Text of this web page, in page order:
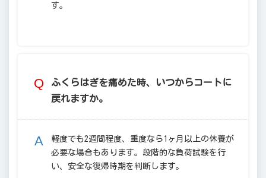
す。
ふくらはぎを痛めた時、いつからコートに
戻れますか。
軽度でも2週間程度、重度なら1ヶ月以上の休養が
必要な場合もあります。段階的な負荷試験を行
い、安全な復帰時期を判断します。